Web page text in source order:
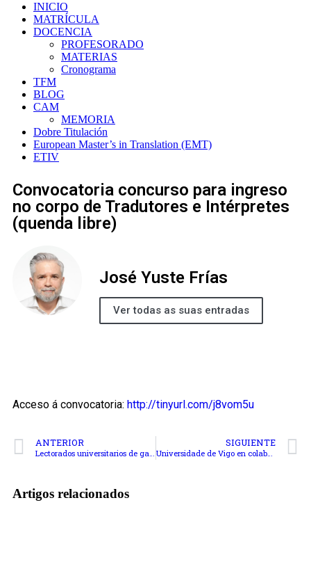
INICIO
MATRÍCULA
DOCENCIA
PROFESORADO
MATERIAS
Cronograma
TFM
BLOG
CAM
MEMORIA
Dobre Titulación
European Master’s in Translation (EMT)
ETIV
Convocatoria concurso para ingreso
no corpo de Tradutores e Intérpretes
(quenda libre)
José Yuste Frías
Ver todas as suas entradas
Acceso á convocatoria: http://tinyurl.com/j8vom5u
ANTERIOR
Lectorados universitarios de galego
SIGUIENTE
Universidade de Vigo en colaboración co Grupo Industrial Galego de Xestión Medioambiental procura Técnico Comercial Internacional
Artigos relacionados